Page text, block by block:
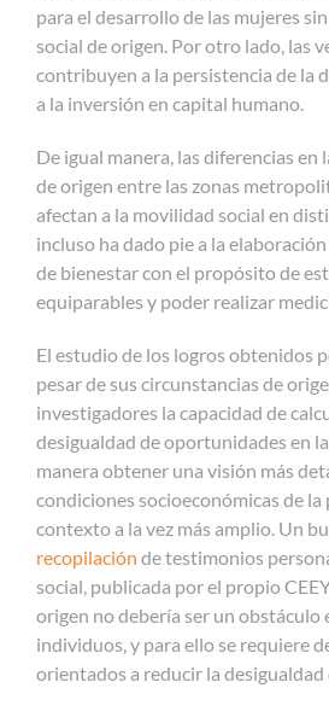
para el desarrollo de las mujeres
social de origen. Por otro lado, las
contribuyen a la persistencia de la
a la inversión en capital humano.
De igual manera, las diferencias
de origen entre las zonas
afectan a la movilidad social en
incluso ha dado pie a la
de bienestar con el propósito de
equiparables y poder realizar
El estudio de los logros obtenidos
pesar de sus circunstancias de
investigadores la capacidad de
desigualdad de oportunidades en
manera obtener una visión más
condiciones socioeconómicas de la
contexto a la vez más amplio. Un
recopilación de testimonios
social, publicada por el propio
origen no debería ser un obstáculo
individuos, y para ello se requiere
orientados a reducir la